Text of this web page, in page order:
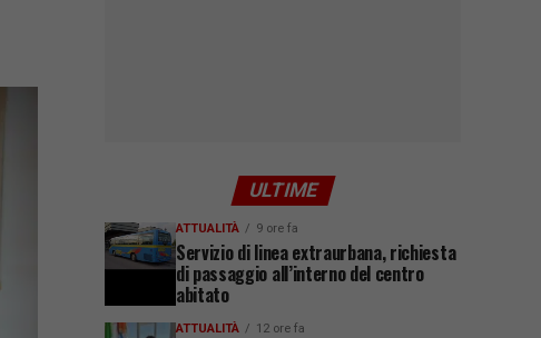
ULTIME
ATTUALITÀ 9 ore fa
Servizio di linea extraurbana, richiesta
di passaggio all’interno del centro
abitato
ATTUALITÀ 12 ore fa